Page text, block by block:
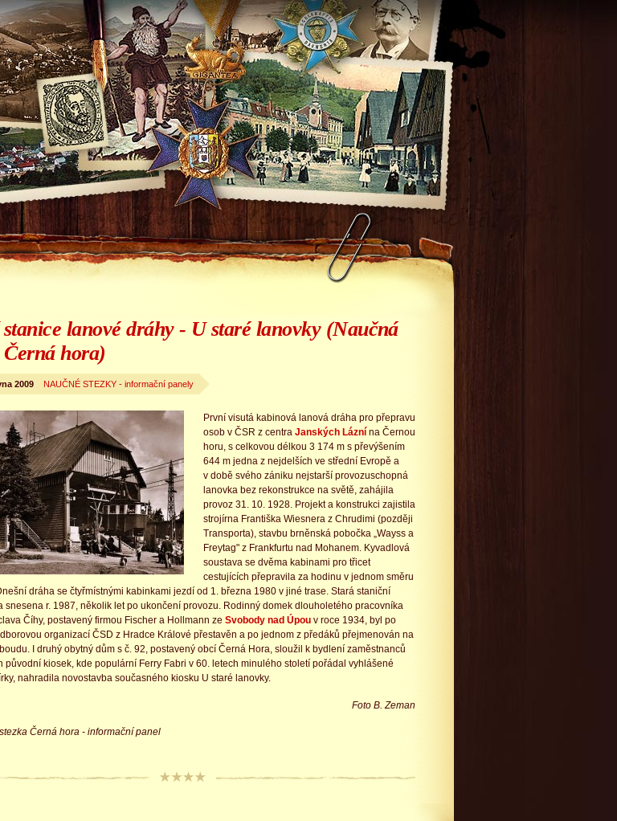
lanové dráhy - U staré lanovky (Naučná
Černá hora)
2009 NAUČNÉ STEZKY - informační panely
První visutá kabinová lanová dráha pro přepravu
osob v ČSR z centra Janských Lázní na Černou
horu, s celkovou délkou 3 174 m s převýšením
644 m jedna z nejdelších ve střední Evropě a
v době svého zániku nejstarší provozuschopná
lanovka bez rekonstrukce na světě, zahájila
provoz 31. 10. 1928. Projekt a konstrukci zajistila
strojírna Františka Wiesnera z Chrudimi (později
Transporta), stavbu brněnská pobočka „Wayss a
Freytag" z Frankfurtu nad Mohanem. Kyvadlová
soustava se dvěma kabinami pro třicet
cestujících přepravila za hodinu v jednom směru
dráha se čtyřmístnými kabinkami jezdí od 1. března 1980 v jiné trase. Stará staniční
snesena r. 1987, několik let po ukončení provozu. Rodinný domek dlouholetého pracovníka
Číhy, postavený firmou Fischer a Hollmann ze Svobody nad Úpou v roce 1934, byl po
organizací ČSD z Hradce Králové přestavěn a po jednom z předáků přejmenován na
I druhý obytný dům s č. 92, postavený obcí Černá Hora, sloužil k bydlení zaměstnanců
původní kiosek, kde populární Ferry Fabri v 60. letech minulého století pořádal vyhlášené
nahradila novostavba současného kiosku U staré lanovky.
Foto B. Zeman
Černá hora - informační panel